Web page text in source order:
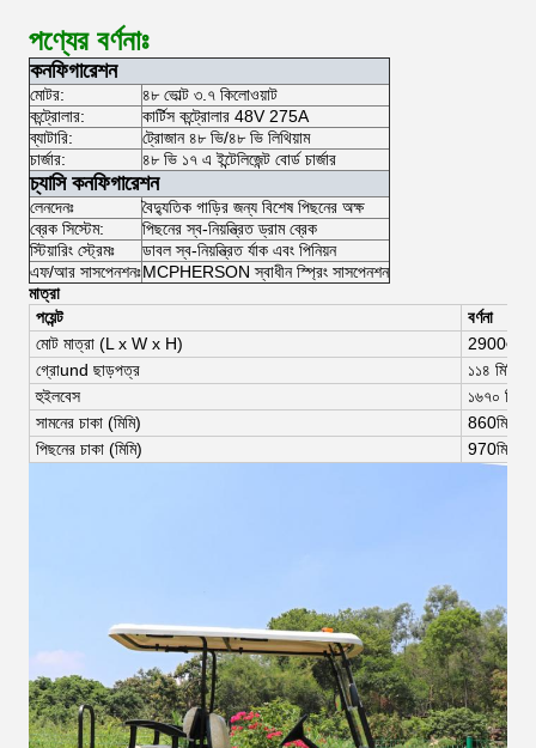
পণ্যের বর্ণনাঃ
কনফিগারেশন
মোটর:
৪৮ ভোল্ট ৩.৭ কিলোওয়াট
কন্ট্রোলার:
কার্টিস কন্ট্রোলার 48V 275A
ব্যাটারি:
ট্রোজান ৪৮ ভি/৪৮ ভি লিথিয়াম
চার্জার:
৪৮ ভি ১৭ এ ইন্টেলিজেন্ট বোর্ড চার্জার
চ্যাসি কনফিগারেশন
লেনদেনঃ
বৈদ্যুতিক গাড়ির জন্য বিশেষ পিছনের অক্ষ
ব্রেক সিস্টেম:
পিছনের স্ব-নিয়ন্ত্রিত ড্রাম ব্রেক
স্টিয়ারিং স্ট্রেমঃ
ডাবল স্ব-নিয়ন্ত্রিত র্যাক এবং পিনিয়ন
এফ/আর সাসপেনশনঃMCPHERSON স্বাধীন স্প্রিং সাসপেনশন
মাত্রা
পয়েন্ট
বর্ণনা
মোট মাত্রা (L x W x H) 2900এক্স
গ্রোund ছাড়পত্র
১১৪ মিমি
হুইলবেস
১৬৭০ মিমি
সামনের চাকা (মিমি)
860মিমি
পিছনের চাকা (মিমি)
970মিমি